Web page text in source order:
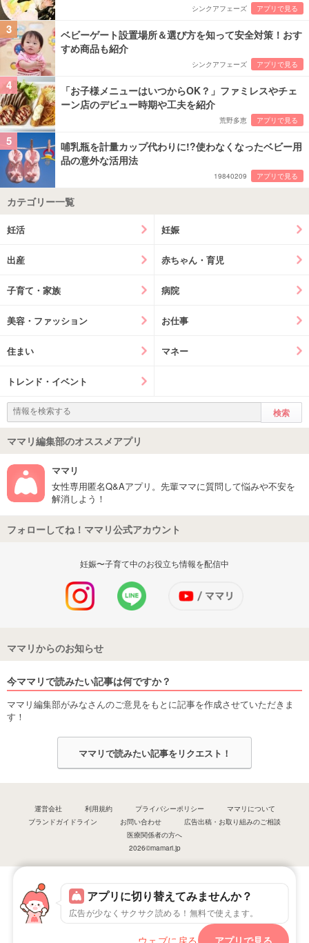
アプリに切り替えてみませんか？
広告が少なくサクサク読める！無料で使えます。
ウェブに戻る アプリで見る
シンクアフェーズ アプリで見る
3
ベビーゲート設置場所＆選び方を知って安全対策！おす
すめ商品も紹介
シンクアフェーズ アプリで見る
4
「お子様メニューはいつからOK？」ファミレスやチェ
ーン店のデビュー時期や工夫を紹介
荒野多恵 アプリで見る
5
哺乳瓶を計量カップ代わりに!?使わなくなったベビー用
品の意外な活用法
19840209 アプリで見る
カテゴリー一覧
妊活 妊娠
出産 赤ちゃん・育児
子育て・家族 病院
美容・ファッション お仕事
住まい マネー
トレンド・イベント
ママリ編集部のオススメアプリ
ママリ
女性専用匿名Q&Aアプリ。先輩ママに質問して悩みや不安を
解消しよう！
フォローしてね！ママリ公式アカウント
妊娠〜子育て中のお役立ち情報を配信中
ママリからのお知らせ
今ママリで読みたい記事は何ですか？
ママリ編集部がみなさんのご意見をもとに記事を作成させていただきま
す！
ママリで読みたい記事をリクエスト！
運営会社 利用規約 プライバシーポリシー
ママリについて
ブランドガイドライン
お問い合わせ
広告出稿・お取り組みのご相談
医療関係者の方へ
2026©mamari.jp